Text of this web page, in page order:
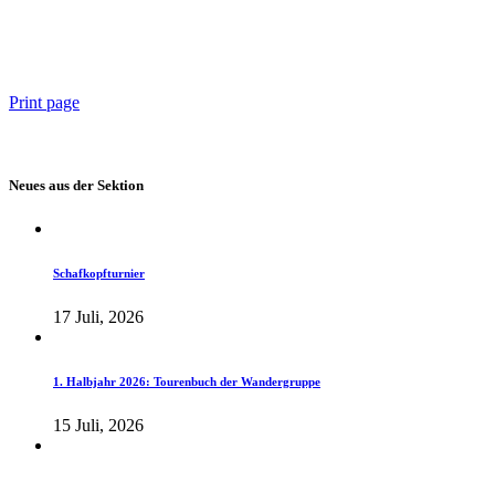
Print page
Neues aus der Sektion
Schafkopfturnier
17 Juli, 2026
1. Halbjahr 2026: Tourenbuch der Wandergruppe
15 Juli, 2026